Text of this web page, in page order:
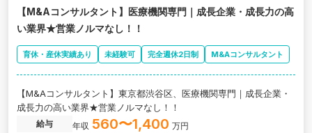
【M&Aコンサルタント】医療機関専門｜成長企業・成長力の高
い業界★営業ノルマなし！！
育休・産休実績あり 未経験可 完全週休2日制 M&Aコンサルタント
【M&Aコンサルタント】東京都渋谷区、医療機関専門｜成長企業・
成長力の高い業界★営業ノルマなし！！
給与 年収 560〜1,400 万円